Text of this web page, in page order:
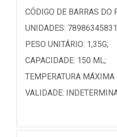
CÓDIGO DE BARRAS DO
UNIDADES:
PESO UNITÁRIO: 1,35G;
CAPACIDADE: 150 ML;
TEMPERATURA MÁXIMA
VALIDADE: